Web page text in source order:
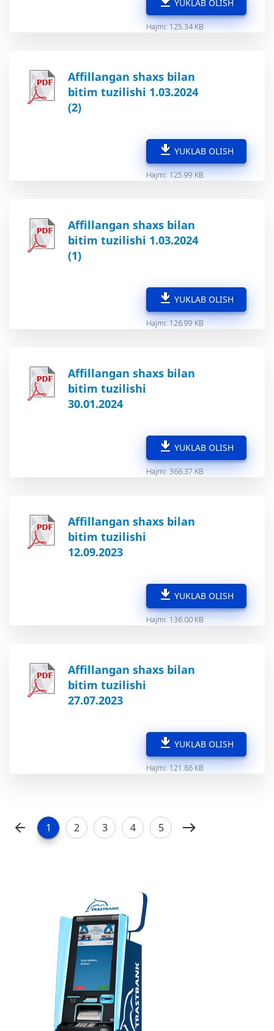
YUKLAB OLISH
Hajmi: 125.34 KB
Affillangan shaxs bilan
bitim tuzilishi 1.03.2024
(2)
YUKLAB OLISH
Hajmi: 125.99 KB
Affillangan shaxs bilan
bitim tuzilishi 1.03.2024
(1)
YUKLAB OLISH
Hajmi: 126.99 KB
Affillangan shaxs bilan
bitim tuzilishi
30.01.2024
YUKLAB OLISH
Hajmi: 366.37 KB
Affillangan shaxs bilan
bitim tuzilishi
12.09.2023
YUKLAB OLISH
Hajmi: 136.00 KB
Affillangan shaxs bilan
bitim tuzilishi
27.07.2023
YUKLAB OLISH
Hajmi: 121.86 KB
1 2 3 4 5